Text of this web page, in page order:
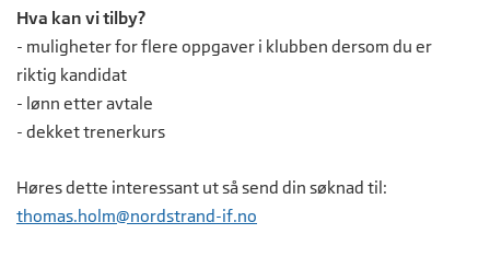
Hva kan vi tilby?
- muligheter for flere oppgaver i klubben dersom du er
riktig kandidat
- lønn etter avtale
- dekket trenerkurs
Høres dette interessant ut så send din søknad til:
thomas.holm@nordstrand-if.no